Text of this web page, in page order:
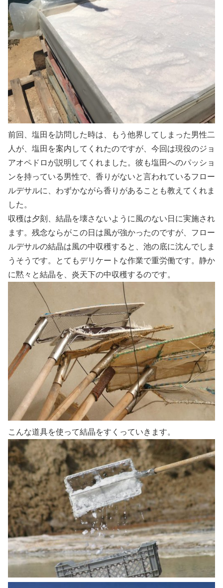
前回、塩田を訪問した時は、もう他界してしまった男性二
人が、塩田を案内してくれたのですが、今回は現役のジョ
アオペドロが説明してくれました。彼も塩田へのパッショ
ンを持っている男性で、香りがないと言われているフロー
ルデサルに、わずかながら香りがあることも教えてくれま
した。
収穫は夕刻、結晶を壊さないように風のない日に実施され
ます。残念ならがこの日は風が強かったのですが、フロー
ルデサルの結晶は風の中収穫すると、池の底に沈んでしま
うそうです。とてもデリケートな作業で重労働です。静か
に黙々と結晶を、炎天下の中収穫するのです。
こんな道具を使って結晶をすくっていきます。